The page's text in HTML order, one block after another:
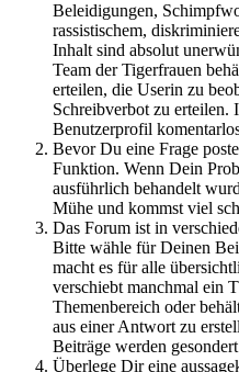
Beleidigungen,
rassistischem,
Inhalt sind absolut
Team der Tigerfrauen
erteilen, die Userin zu
Schreibverbot zu erteilen.
Benutzerprofil
Bevor Du eine Frage
Funktion. Wenn Dein
ausführlich behandelt
Mühe und kommst viel
Das Forum ist in
Bitte wähle für Deinen
macht es für alle
verschiebt manchmal ein
Themenbereich oder
aus einer Antwort zu
Beiträge werden
Überlege Dir eine